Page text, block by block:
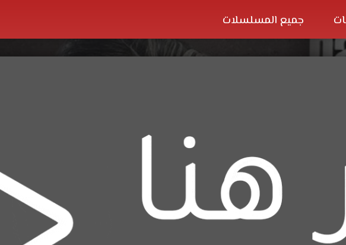
جميع المسلسلات